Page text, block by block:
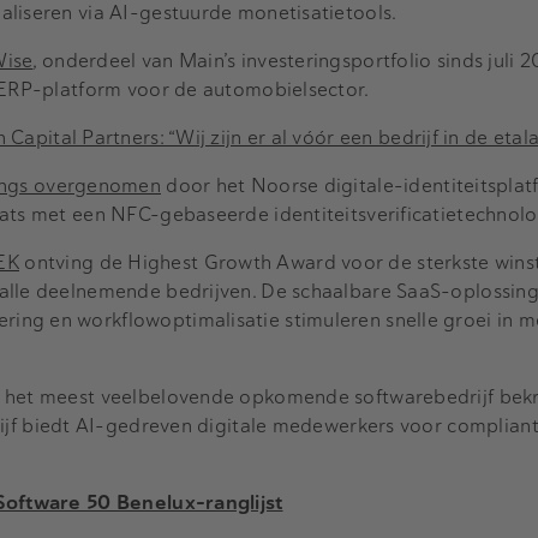
via AI-gestuurde monetisatietools.
, onderdeel van Main’s investeringsportfolio sinds juli
platform voor de automobielsector.
Capital Partners: “Wij zijn er al vóór een bedrijf in de
overgenomen door het Noorse digitale-
met een NFC-gebaseerde
ontving de Highest Growth Award voor de sterkste
deelnemende bedrijven. De schaalbare SaaS-
en workflowoptimalisatie stimuleren snelle groei in
meest veelbelovende opkomende softwarebedrijf
biedt AI-gedreven digitale medewerkers voor compliant
50 Benelux-ranglijst